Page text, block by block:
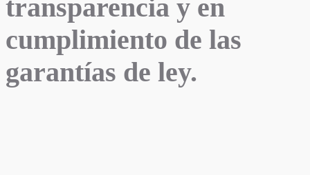
transparencia y en
cumplimiento de las
garantías de ley.